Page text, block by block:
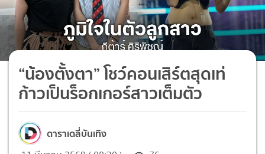
“น้องตั้งตา” โชว์คอนเสิร์ตสุดเท่
ก้าวเป็นร็อกเกอร์สาวเต็มตัว
ดาราเดลี่บันเทิง